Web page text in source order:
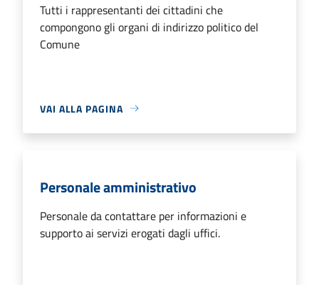
Tutti i rappresentanti dei cittadini che
compongono gli organi di indirizzo politico del
Comune
VAI ALLA PAGINA
Personale amministrativo
Personale da contattare per informazioni e
supporto ai servizi erogati dagli uffici.